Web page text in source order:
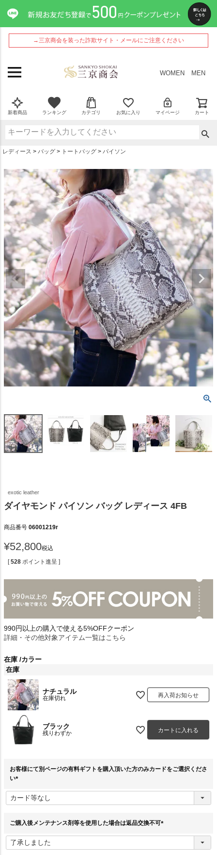
→三京商会を装った詐欺サイト・メールにご注意ください
WOMEN MEN
新着商品 ランキング カテゴリ お気に入り マイページ カート
レディース バッグ トートバッグ パイソン
exotic leather
ダイヤモンド パイソン バッグ レディース 4FB
商品番号 06001219r
¥52,800税込
[ 528 ポイント進呈 ]
990円以上の購入で使える5%OFFクーポン
詳細・その他対象アイテム一覧はこちら
在庫 カラー
在庫
ナチュラル
在庫切れ 再入荷お知らせ
ブラック
残りわずか カートに入れる
お客様にて別ページの有料ギフトを購入頂いた方のみカードをご選択くださ
い
必
須
ご購入後メンテナンス剤等を使用した場合は返品交換不可
須
ペー
ジト
ップ
へ